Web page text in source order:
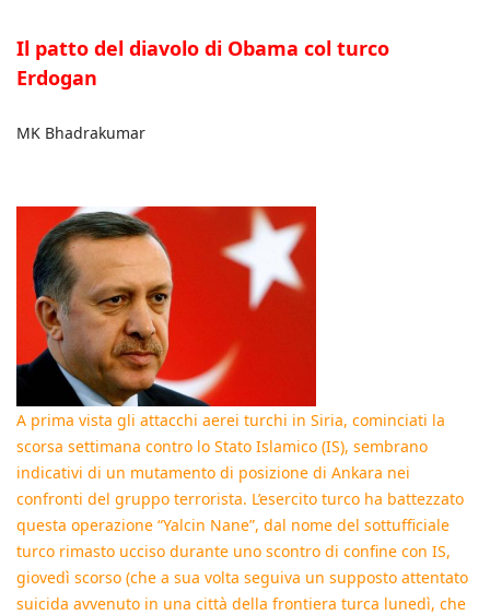
Il patto del diavolo di Obama col turco
Erdogan
MK Bhadrakumar
A prima vista gli attacchi aerei turchi in Siria, cominciati la
scorsa settimana contro lo Stato Islamico (IS), sembrano
indicativi di un mutamento di posizione di Ankara nei
confronti del gruppo terrorista. L’esercito turco ha battezzato
questa operazione “Yalcin Nane”, dal nome del sottufficiale
turco rimasto ucciso durante uno scontro di confine con IS,
giovedì scorso (che a sua volta seguiva un supposto attentato
suicida avvenuto in una città della frontiera turca lunedì, che